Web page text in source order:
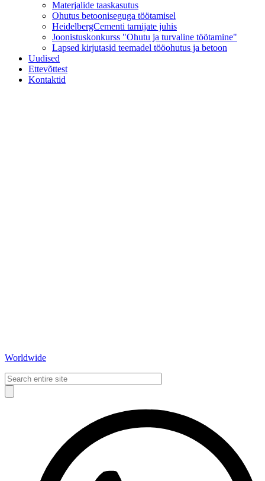
Materjalide taaskasutus
Ohutus betooniseguga töötamisel
HeidelbergCementi tarnijate juhis
Joonistuskonkurss "Ohutu ja turvaline töötamine"
Lapsed kirjutasid teemadel tööohutus ja betoon
Uudised
Ettevõttest
Kontaktid
Worldwide